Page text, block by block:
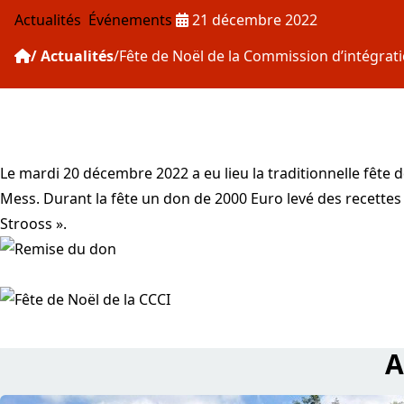
Actualités Événements Publié le :
21 décembre 2022
Actualités Fête de Noël de la Commission
Le mardi 20 décembre 2022 a eu lieu la traditionnelle fête
Mess. Durant la fête un don de 2000 Euro levé des
Strooss ».